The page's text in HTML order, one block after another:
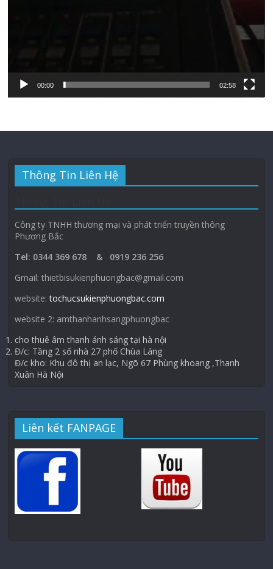
00:00 02:58
Thông Tin Liên Hệ
Công ty TNHH thương mại và phát triển truyền thông
Phương Bắc
Tel: 0344 369 678 & 0919 236 256
Gmail: thietbisukienphuongbac@gmail.com
website:tochucsukienphuongbac.com
website 2: amthanhanhsangphuongbac
cho thuê âm thanh ánh sáng tại hà nội
Đ/c: Tầng 2 số nhà 27 phố Chùa Láng
Đ/c kho: Khu đô thị an lạc, Ngõ 67 Phùng khoang ,Thanh
Xuân Hà Nội
Liên kết FANPAGE